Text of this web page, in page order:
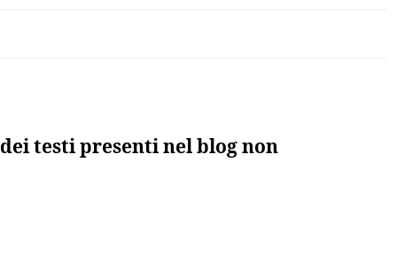
testi presenti nel blog non